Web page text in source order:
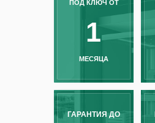
1
ПОД КЛЮЧ ОТ
МЕСЯЦА
ГАРАНТИЯ ДО